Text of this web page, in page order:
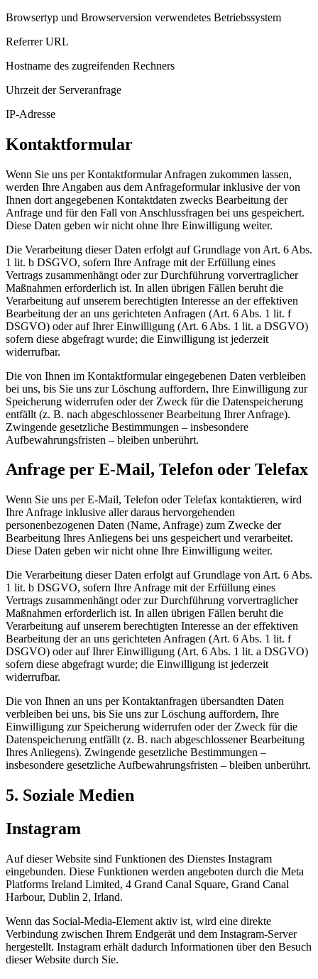
Browsertyp und Browserversion verwendetes Betriebssystem
Referrer URL
Hostname des zugreifenden Rechners
Uhrzeit der Serveranfrage
IP-Adresse
Kontaktformular
Wenn Sie uns per Kontaktformular Anfragen zukommen lassen,
werden Ihre Angaben aus dem Anfrageformular inklusive der von
Ihnen dort angegebenen Kontaktdaten zwecks Bearbeitung der
Anfrage und für den Fall von Anschlussfragen bei uns gespeichert.
Diese Daten geben wir nicht ohne Ihre Einwilligung weiter.
Die Verarbeitung dieser Daten erfolgt auf Grundlage von Art. 6 Abs.
1 lit. b DSGVO, sofern Ihre Anfrage mit der Erfüllung eines
Vertrags zusammenhängt oder zur Durchführung vorvertraglicher
Maßnahmen erforderlich ist. In allen übrigen Fällen beruht die
Verarbeitung auf unserem berechtigten Interesse an der effektiven
Bearbeitung der an uns gerichteten Anfragen (Art. 6 Abs. 1 lit. f
DSGVO) oder auf Ihrer Einwilligung (Art. 6 Abs. 1 lit. a DSGVO)
sofern diese abgefragt wurde; die Einwilligung ist jederzeit
widerrufbar.
Die von Ihnen im Kontaktformular eingegebenen Daten verbleiben
bei uns, bis Sie uns zur Löschung auffordern, Ihre Einwilligung zur
Speicherung widerrufen oder der Zweck für die Datenspeicherung
entfällt (z. B. nach abgeschlossener Bearbeitung Ihrer Anfrage).
Zwingende gesetzliche Bestimmungen – insbesondere
Aufbewahrungsfristen – bleiben unberührt.
Anfrage per E-Mail, Telefon oder Telefax
Wenn Sie uns per E-Mail, Telefon oder Telefax kontaktieren, wird
Ihre Anfrage inklusive aller daraus hervorgehenden
personenbezogenen Daten (Name, Anfrage) zum Zwecke der
Bearbeitung Ihres Anliegens bei uns gespeichert und verarbeitet.
Diese Daten geben wir nicht ohne Ihre Einwilligung weiter.
Die Verarbeitung dieser Daten erfolgt auf Grundlage von Art. 6 Abs.
1 lit. b DSGVO, sofern Ihre Anfrage mit der Erfüllung eines
Vertrags zusammenhängt oder zur Durchführung vorvertraglicher
Maßnahmen erforderlich ist. In allen übrigen Fällen beruht die
Verarbeitung auf unserem berechtigten Interesse an der effektiven
Bearbeitung der an uns gerichteten Anfragen (Art. 6 Abs. 1 lit. f
DSGVO) oder auf Ihrer Einwilligung (Art. 6 Abs. 1 lit. a DSGVO)
sofern diese abgefragt wurde; die Einwilligung ist jederzeit
widerrufbar.
Die von Ihnen an uns per Kontaktanfragen übersandten Daten
verbleiben bei uns, bis Sie uns zur Löschung auffordern, Ihre
Einwilligung zur Speicherung widerrufen oder der Zweck für die
Datenspeicherung entfällt (z. B. nach abgeschlossener Bearbeitung
Ihres Anliegens). Zwingende gesetzliche Bestimmungen –
insbesondere gesetzliche Aufbewahrungsfristen – bleiben unberührt.
5. Soziale Medien
Instagram
Auf dieser Website sind Funktionen des Dienstes Instagram
eingebunden. Diese Funktionen werden angeboten durch die Meta
Platforms Ireland Limited, 4 Grand Canal Square, Grand Canal
Harbour, Dublin 2, Irland.
Wenn das Social-Media-Element aktiv ist, wird eine direkte
Verbindung zwischen Ihrem Endgerät und dem Instagram-Server
hergestellt. Instagram erhält dadurch Informationen über den Besuch
dieser Website durch Sie.